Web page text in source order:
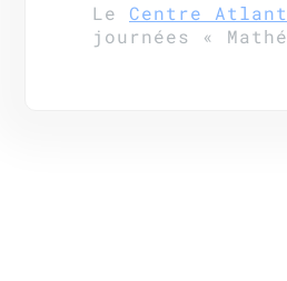
Le Centre
journées «